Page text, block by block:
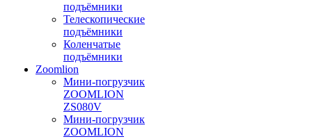
подъёмники
Телескопические
подъёмники
Коленчатые
подъёмники
Zoomlion
Мини-погрузчик
ZOOMLION
ZS080V
Мини-погрузчик
ZOOMLION